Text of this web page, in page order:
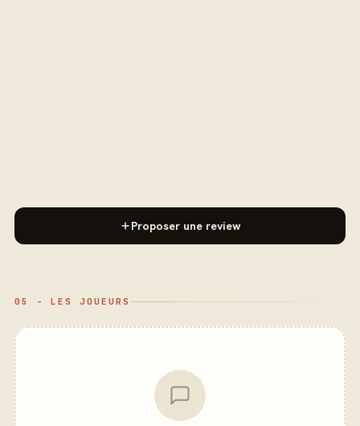
Proposer une review
05 - LES JOUEURS